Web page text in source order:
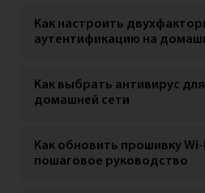
Как настроить
аутентификацию на
Как выбрать антивирус
домашней сети
Как обновить прошивку
пошаговое руководство